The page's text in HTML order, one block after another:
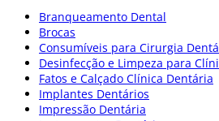
Branqueamento Dental
Brocas
Consumíveis para Cirurgia
Desinfecção e Limpeza para
Fatos e Calçado Clínica Dentária
Implantes Dentários
Impressão Dentária